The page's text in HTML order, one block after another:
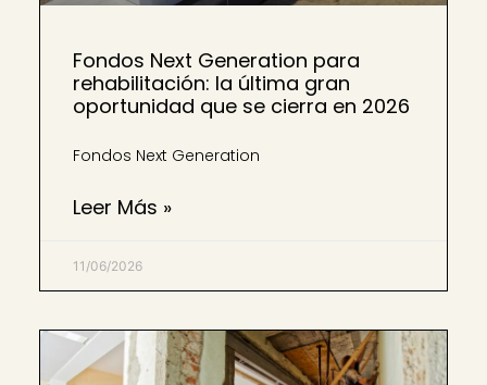
Fondos Next Generation para
rehabilitación: la última gran
oportunidad que se cierra en 2026
Fondos Next Generation
Leer Más »
11/06/2026